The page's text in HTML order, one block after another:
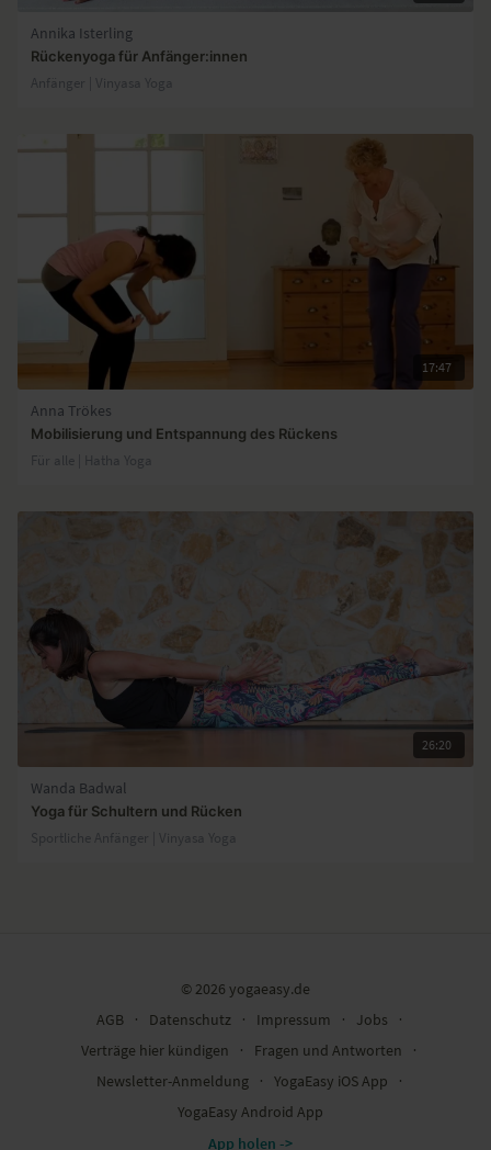
Annika Isterling
Rückenyoga für Anfänger:innen
Anfänger | Vinyasa Yoga
17:47
Anna Trökes
Mobilisierung und Entspannung des Rückens
Für alle | Hatha Yoga
26:20
Wanda Badwal
Yoga für Schultern und Rücken
Sportliche Anfänger | Vinyasa Yoga
© 2026 yogaeasy.de
AGB
∙ Datenschutz ∙ Impressum ∙ Jobs
∙
Verträge hier kündigen
∙ Fragen und Antworten
∙
Newsletter-Anmeldung
∙ YogaEasy iOS App
∙
YogaEasy Android App
App holen ->